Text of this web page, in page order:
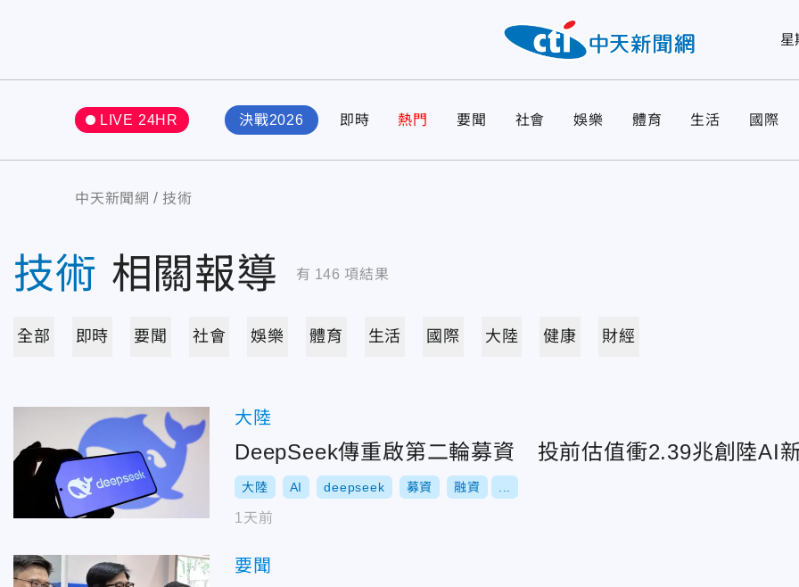
星
LIVE 24HR 決戰2026 即時 熱門 要聞 社會 娛樂 體育 生活 國際
中天新聞網 技術
技術 相關報導 有 146 項結果
全部 即時 要聞 社會 娛樂 體育 生活 國際 大陸 健康 財經
大陸
DeepSeek傳重啟第二輪募資 投前估值衝2.39兆創陸AI
大陸 AI deepseek 募資 融資
1天前
要聞